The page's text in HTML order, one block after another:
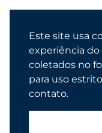
Este site usa
experiência do
coletados no
para uso
contato.